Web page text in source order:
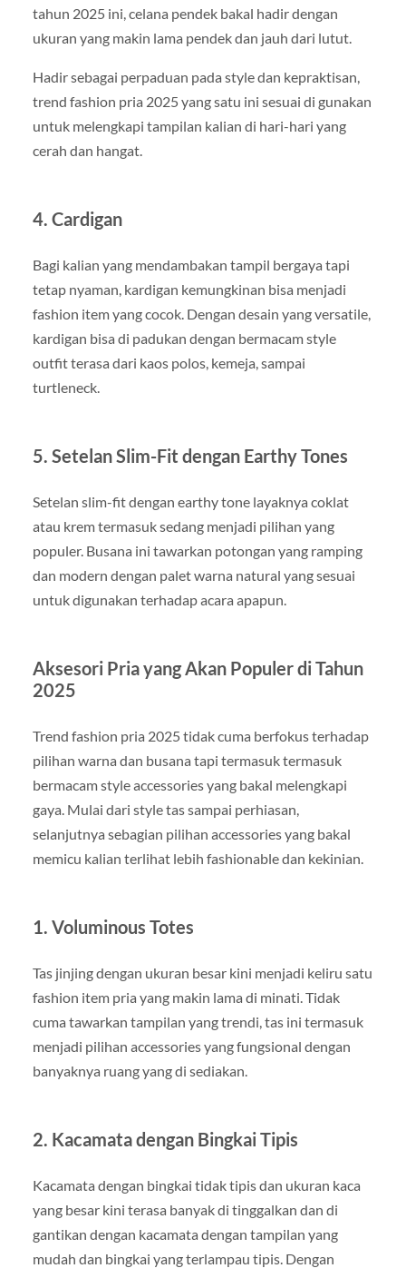
tahun 2025 ini, celana pendek bakal hadir dengan
ukuran yang makin lama pendek dan jauh dari lutut.
Hadir sebagai perpaduan pada style dan kepraktisan,
trend fashion pria 2025 yang satu ini sesuai di gunakan
untuk melengkapi tampilan kalian di hari-hari yang
cerah dan hangat.
4. Cardigan
Bagi kalian yang mendambakan tampil bergaya tapi
tetap nyaman, kardigan kemungkinan bisa menjadi
fashion item yang cocok. Dengan desain yang versatile,
kardigan bisa di padukan dengan bermacam style
outfit terasa dari kaos polos, kemeja, sampai
turtleneck.
5. Setelan Slim-Fit dengan Earthy Tones
Setelan slim-fit dengan earthy tone layaknya coklat
atau krem termasuk sedang menjadi pilihan yang
populer. Busana ini tawarkan potongan yang ramping
dan modern dengan palet warna natural yang sesuai
untuk digunakan terhadap acara apapun.
Aksesori Pria yang Akan Populer di Tahun
2025
Trend fashion pria 2025 tidak cuma berfokus terhadap
pilihan warna dan busana tapi termasuk termasuk
bermacam style accessories yang bakal melengkapi
gaya. Mulai dari style tas sampai perhiasan,
selanjutnya sebagian pilihan accessories yang bakal
memicu kalian terlihat lebih fashionable dan kekinian.
1. Voluminous Totes
Tas jinjing dengan ukuran besar kini menjadi keliru satu
fashion item pria yang makin lama di minati. Tidak
cuma tawarkan tampilan yang trendi, tas ini termasuk
menjadi pilihan accessories yang fungsional dengan
banyaknya ruang yang di sediakan.
2. Kacamata dengan Bingkai Tipis
Kacamata dengan bingkai tidak tipis dan ukuran kaca
yang besar kini terasa banyak di tinggalkan dan di
gantikan dengan kacamata dengan tampilan yang
mudah dan bingkai yang terlampau tipis. Dengan